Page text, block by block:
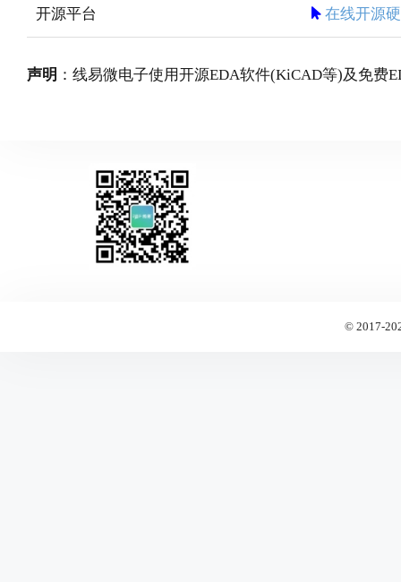
开源平台 在线开源
声明 ：线易微电子使用开源EDA软件(KiCAD等)及免费
© 2017-